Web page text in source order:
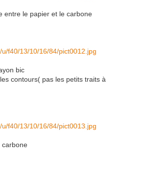
entre le papier et le carbone
f40/13/10/16/84/pict0012.jpg
bic
contours( pas les petits traits à
f40/13/10/16/84/pict0013.jpg
carbone